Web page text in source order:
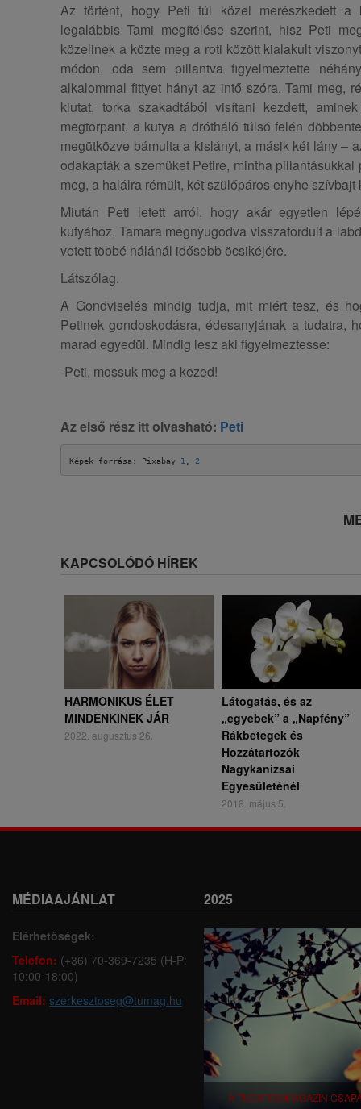
Az történt, hogy Peti túl közel merészkedett a
legalábbis Tami megítélése szerint, hisz Peti
közelinek a közte meg a roti között kialakult
módon, oda sem pillantva figyelmeztette
alkalommal fittyet hányt az intő szóra. Tami meg,
kiutat, torka szakadtából visítani kezdett,
megtorpant, a kutya a drótháló túlsó felén
megütközve bámulta a kislányt, a másik két lány –
odakapták a szemüket Petire, mintha
meg, a halálra rémült, két szülőpáros enyhe szívbajt
Miután Peti letett arról, hogy akár egyetlen
kutyához, Tamara megnyugodva visszafordult a
vetett többé nálánál idősebb öcsikéjére.
Látszólag.
A Gondviselés mindig tudja, mit miért tesz, és
Petinek gondoskodásra, édesanyjának a tudatra,
marad egyedül. Mindig lesz aki figyelmeztesse:
-Peti, mossuk meg a kezed!
Az első rész itt olvasható: Peti
Képek forrása: Pixabay 1 2
KAPCSOLÓDÓ HÍREK
HARMONIKUS ÉLET
MINDENKINEK JÁR
2022. augusztus 26.
Látogatás, és az
„egyebek” a „Napfény”
Rákbetegek és
Hozzátartozók
Nagykanizsai
Egyesületénél
2018. május 5.
MÉDIAAJÁNLAT
Elérhetőségek:
Telefon: (+36) 70-369-7235 (H-P:
10:00-18:00)
Email: szerkesztoseg@tumag.hu
2025
A TUDATOS MAGAZIN